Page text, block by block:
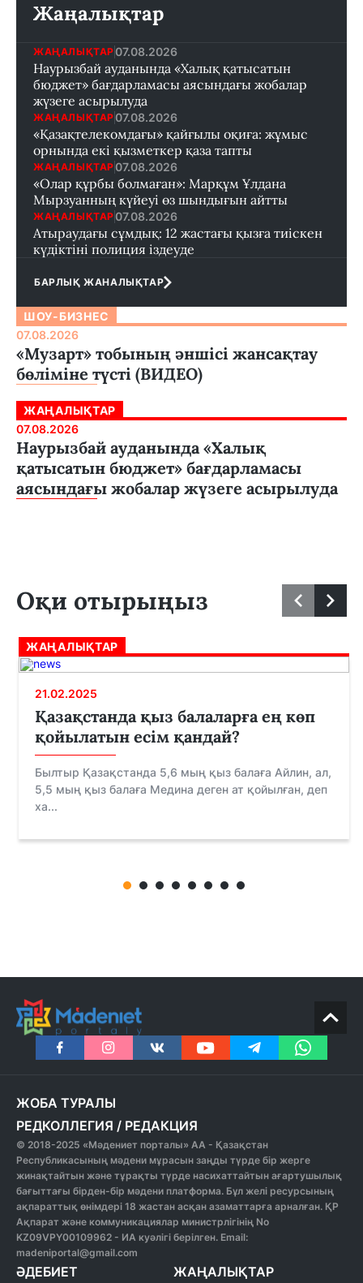
Жаңалықтар
ЖАҢАЛЫҚТАР 07.08.2026
Наурызбай ауданында «Халық қатысатын
бюджет» бағдарламасы аясындағы жобалар
жүзеге асырылуда
ЖАҢАЛЫҚТАР 07.08.2026
«Қазақтелекомдағы» қайғылы оқиға: жұмыс
орнында екі қызметкер қаза тапты
ЖАҢАЛЫҚТАР 07.08.2026
«Олар құрбы болмаған»: Марқұм Ұлдана
Мырзуанның күйеуі өз шындығын айтты
ЖАҢАЛЫҚТАР 07.08.2026
Атыраудағы сұмдық: 12 жастағы қызға тиіскен
күдіктіні полиция іздеуде
БАРЛЫҚ ЖАНАЛЫҚТАР
ШОУ-БИЗНЕС
07.08.2026
«Музарт» тобының әншісі жансақтау
бөліміне түсті (ВИДЕО)
ЖАҢАЛЫҚТАР
07.08.2026
Наурызбай ауданында «Халық
қатысатын бюджет» бағдарламасы
аясындағы жобалар жүзеге асырылуда
Оқи отырыңыз
ЖАҢАЛЫҚТАР
21.02.2025
Қазақстанда қыз балаларға ең көп
қойылатын есім қандай?
Былтыр Қазақстанда 5,6 мың қыз балаға Айлин, ал,
5,5 мың қыз балаға Медина деген ат қойылған, деп
ха...
ЖОБА ТУРАЛЫ
РЕДКОЛЛЕГИЯ / РЕДАКЦИЯ
© 2018-2025 «Мәдениет порталы» АА - Қазақстан
Республикасының мәдени мұрасын заңды түрде бір жерге
жинақтайтын және тұрақты түрде насихаттайтын ағартушылық
бағыттағы бірден-бір мәдени платформа. Бұл желі ресурсының
ақпараттық өнімдері 18 жастан асқан азаматтарға арналған. ҚР
Ақпарат және коммуникациялар министрлігінің No
KZ09VPY00109962 - ИА куәлігі берілген. Email:
madeniportal@gmail.com
ӘДЕБИЕТ ЖАҢАЛЫҚТАР